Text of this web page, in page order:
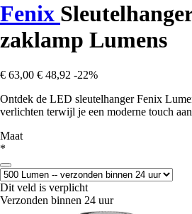
Fenix
zaklamp Lumens
€ 63,00 € 48,92 -22%
Ontdek de LED sleutelhanger Fenix
verlichten terwijl je een moderne touch
Maat
*
Dit veld is verplicht
Verzonden binnen 24 uur